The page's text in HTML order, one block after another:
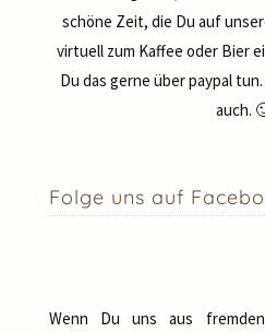
schöne Zeit, die Du auf
virtuell zum Kaffee oder Bier
Du das gerne über paypal
auch.
Folge uns auf
Wenn Du uns aus